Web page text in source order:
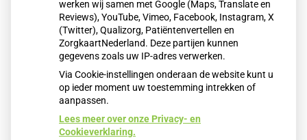
werken wij samen met Google (Maps, Translate en
Reviews), YouTube, Vimeo, Facebook, Instagram, X
(Twitter), Qualizorg, Patiëntenvertellen en
ZorgkaartNederland. Deze partijen kunnen
gegevens zoals uw IP-adres verwerken.
Via Cookie-instellingen onderaan de website kunt u
op ieder moment uw toestemming intrekken of
aanpassen.
Lees meer over onze Privacy- en
Cookieverklaring.